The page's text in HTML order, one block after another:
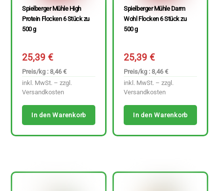
Spielberger Mühle High
Protein Flocken 6 Stück zu
500 g
25,39€
Preis/kg : 8,46 €
inkl. MwSt. – zzgl.
Versandkosten
In den Warenkorb
Spielberger Mühle Darm
Wohl Flocken 6 Stück zu
500 g
25,39€
Preis/kg : 8,46 €
inkl. MwSt. – zzgl.
Versandkosten
In den Warenkorb